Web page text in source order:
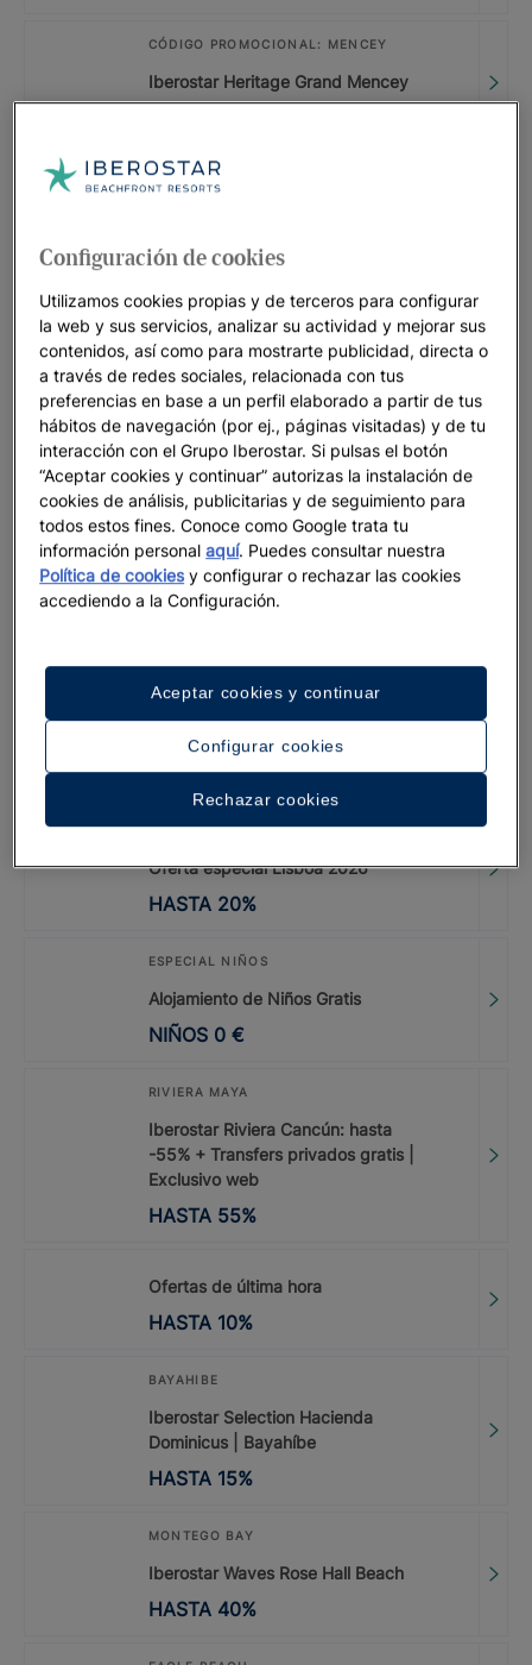
CÓDIGO PROMOCIONAL: MENCEY
Iberostar Heritage Grand Mencey
CÓDIGO PROMOCIONAL: LASTMINUTE
HASTA 25%
NUEVO HOTEL
Oferta apertura | Iberostar Selection
Zanzíbar
HASTA 40%
CÓDIGO PROMOCIONAL: LASTMINUTE
Iberostar Selection Llaut Palma
HASTA 25 %
CÓDIGO PROMOCIONAL: LASTMINUTE
DESDE 25%
Iberostar Selection Andalucía Playa
HASTA 20%
CÓDIGO PROMOCIONAL: LISBOA26
Oferta especial Lisboa 2026
HASTA 20%
ESPECIAL NIÑOS
Alojamiento de Niños Gratis
NIÑOS 0 €
RIVIERA MAYA
Iberostar Riviera Cancún: hasta
-55% + Transfers privados gratis |
Exclusivo web
HASTA 55%
Ofertas de última hora
HASTA 10%
BAYAHIBE
Iberostar Selection Hacienda
Dominicus | Bayahíbe
HASTA 15%
MONTEGO BAY
Iberostar Waves Rose Hall Beach
HASTA 40%
Configuración de cookies
Utilizamos cookies propias y de terceros para configurar
la web y sus servicios, analizar su actividad y mejorar sus
contenidos, así como para mostrarte publicidad, directa o
a través de redes sociales, relacionada con tus
preferencias en base a un perfil elaborado a partir de tus
hábitos de navegación (por ej., páginas visitadas) y de tu
interacción con el Grupo Iberostar. Si pulsas el botón
“Aceptar cookies y continuar” autorizas la instalación de
cookies de análisis, publicitarias y de seguimiento para
todos estos fines. Conoce como Google trata tu
información personalaquí. Puedes consultar nuestra
Política de cookiesy configurar o rechazar las cookies
accediendo a la Configuración.
Configurar cookies
Rechazar cookies
Aceptar cookies y continuar